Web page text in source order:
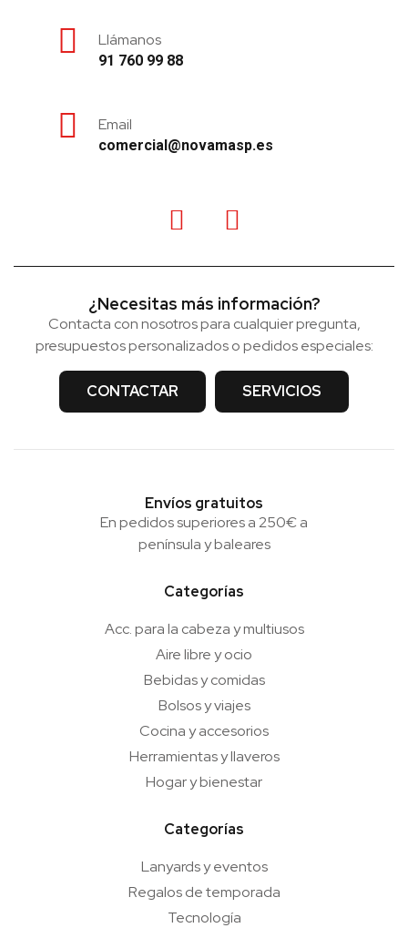
Llámanos
91 760 99 88
Email
comercial@novamasp.es
¿Necesitas más información?
Contacta con nosotros para cualquier pregunta,
presupuestos personalizados o pedidos especiales:
CONTACTAR SERVICIOS
Envíos gratuitos
En pedidos superiores a 250€ a
península y baleares
Categorías
Acc. para la cabeza y multiusos
Aire libre y ocio
Bebidas y comidas
Bolsos y viajes
Cocina y accesorios
Herramientas y llaveros
Hogar y bienestar
Categorías
Lanyards y eventos
Regalos de temporada
Tecnología